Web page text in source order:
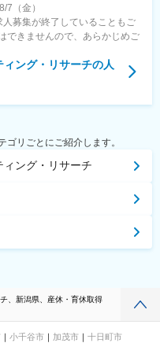
7（金）
募集が終了していることもご
できませんので、あらかじめご
ィング・リサーチの人
リごとにご紹介します。
ィング・リサーチ
、新潟県、産休・育休取得
小千谷市 加茂市
十日町市